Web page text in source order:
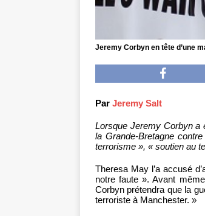
Jeremy Corbyn en tête d’une
Par Jeremy Salt
Lorsque Jeremy Corbyn a
la Grande-Bretagne
terrorisme », « soutien au
Theresa May l’a accusé
notre faute ». Avant
Corbyn prétendra que la
terroriste à Manchester. »